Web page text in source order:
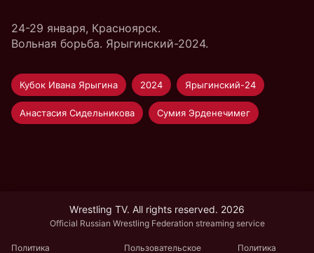
24-29 января, Красноярск.
Вольная борьба. Ярыгинский-2024.
Кубок Ивана Ярыгина 2024 Ярыгинский-24
Анастасия Сидельникова Сумия Эрденечимег
Wrestling TV. All rights reserved. 2026
Official Russian Wrestling Federation streaming service
Политика Пользовательское Политика